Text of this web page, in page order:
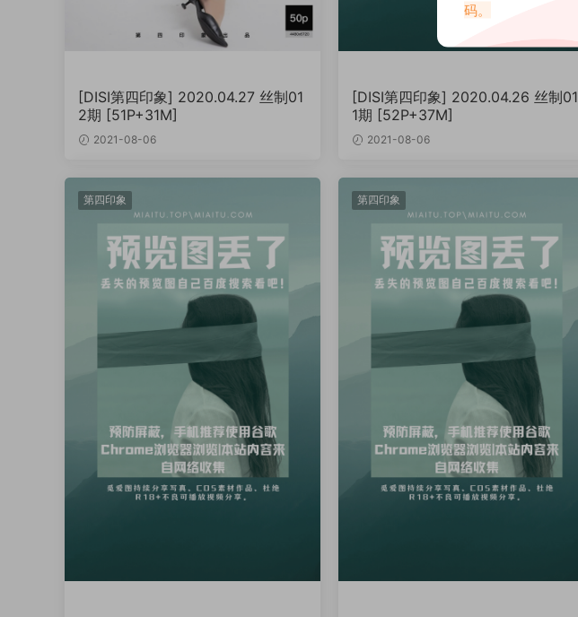
[DISI第四印象] 2020.04.27 丝制01
2期 [51P+31M]
2021-08-06
[DISI第四印象] 2020.04.26 丝制01
1期 [52P+37M]
2021-08-06
第四印象 第四印象
码。